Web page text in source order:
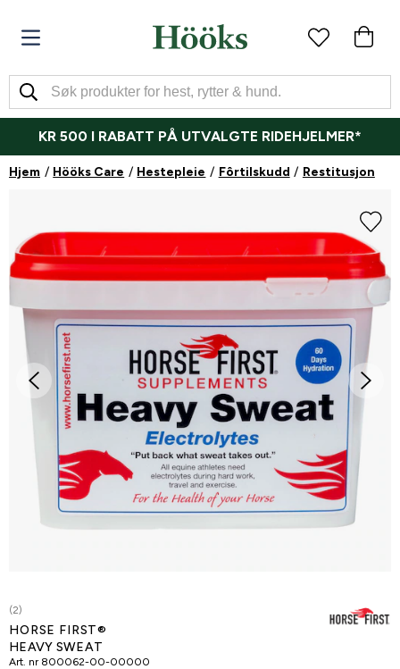
KR 500 I RABATT PÅ UTVALGTE RIDEHJELMER*
Hjem Hööks Care Hestepleie Fôrtilskudd Restitusjon
(2)
HORSE FIRST®
HEAVY SWEAT
Art. nr 800062-00-00000